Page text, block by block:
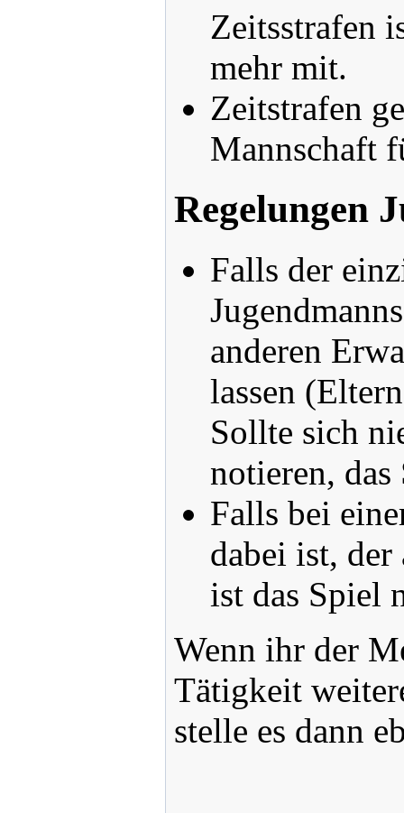
Zeitsstrafen
mehr mit.
Zeitstrafen
Mannschaft
Regelungen
Falls der
anderen
lassen
Sollte sich
notieren,
Falls bei
dabei ist,
ist das Spiel
Wenn ihr der
Tätigkeit
stelle es dann